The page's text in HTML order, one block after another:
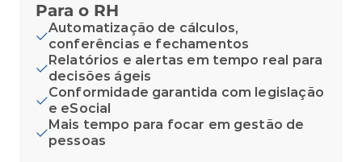
Para o RH
Automatização de cálculos,
conferências e fechamentos
Relatórios e alertas em tempo real para
decisões ágeis
Conformidade garantida com legislação
e eSocial
Mais tempo para focar em gestão de
pessoas